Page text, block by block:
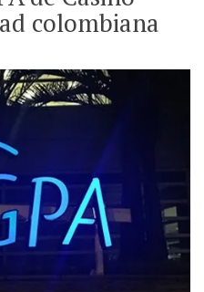
colombiana